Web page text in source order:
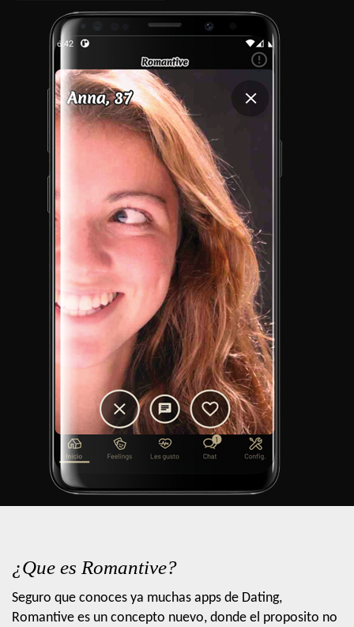
¿Que es Romantive?
Seguro que conoces ya muchas apps de Dating,
Romantive es un concepto nuevo, donde el proposito no